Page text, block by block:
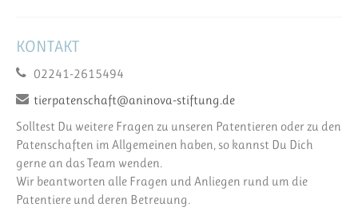
KONTAKT
02241-2615494
tierpatenschaft@aninova-stiftung.de
Solltest Du weitere Fragen zu unseren Patentieren oder zu den
Patenschaften im Allgemeinen haben, so kannst Du Dich
gerne an das Team wenden.
Wir beantworten alle Fragen und Anliegen rund um die
Patentiere und deren Betreuung.